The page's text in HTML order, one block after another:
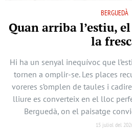
BERGUEDÀ
Quan arriba l’estiu,
la
Hi ha un senyal inequívoc que
tornen a omplir-se. Les places
voreres s’omplen de taules i
lliure es converteix en el lloc
Berguedà, on el paisatge
15 juliol del